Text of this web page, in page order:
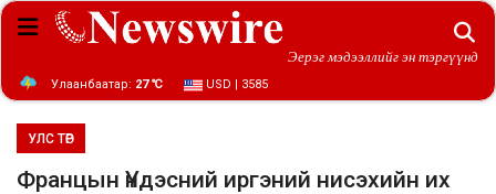
Эерэг мэдээллийг эн тэргүүнд
Улаанбаатар: 27 ℃ USD | 3585
УЛС ТӨР
Францын Үндэсний иргэний нисэхийн их